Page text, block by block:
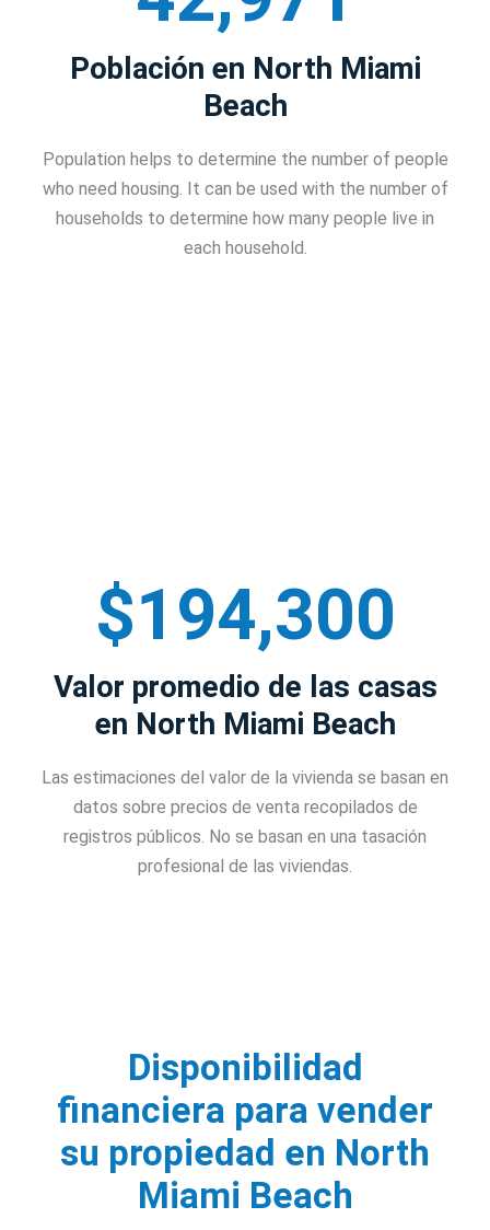
Población en North Miami
Beach
Population helps to determine the number of people
who need housing. It can be used with the number of
households to determine how many people live in
each household.
$194,300
Valor promedio de las casas
en North Miami Beach
Las estimaciones del valor de la vivienda se basan en
datos sobre precios de venta recopilados de
registros públicos. No se basan en una tasación
profesional de las viviendas.
Disponibilidad
financiera para vender
su propiedad en North
Miami Beach